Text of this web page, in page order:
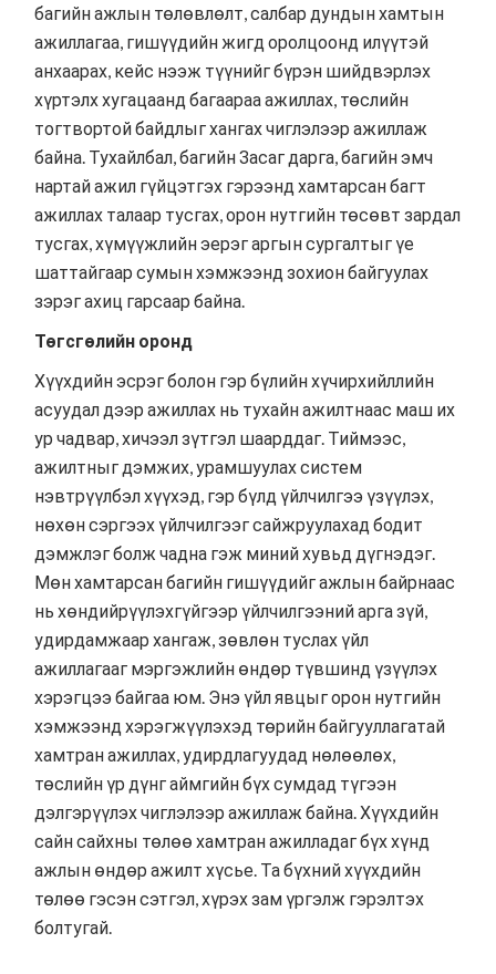
багийн ажлын төлөвлөлт, салбар дундын хамтын
ажиллагаа, гишүүдийн жигд оролцоонд илүүтэй
анхаарах, кейс нээж түүнийг бүрэн шийдвэрлэх
хүртэлх хугацаанд багаараа ажиллах, төслийн
тогтвортой байдлыг хангах чиглэлээр ажиллаж
байна. Тухайлбал, багийн Засаг дарга, багийн эмч
нартай ажил гүйцэтгэх гэрээнд хамтарсан багт
ажиллах талаар тусгах, орон нутгийн төсөвт зардал
тусгах, хүмүүжлийн эерэг аргын сургалтыг үе
шаттайгаар сумын хэмжээнд зохион байгуулах
зэрэг ахиц гарсаар байна.
Төгсгөлийн оронд
Хүүхдийн эсрэг болон гэр бүлийн хүчирхийллийн
асуудал дээр ажиллах нь тухайн ажилтнаас маш их
ур чадвар, хичээл зүтгэл шаарддаг. Тиймээс,
ажилтныг дэмжих, урамшуулах систем
нэвтрүүлбэл хүүхэд, гэр бүлд үйлчилгээ үзүүлэх,
нөхөн сэргээх үйлчилгээг сайжруулахад бодит
дэмжлэг болж чадна гэж миний хувьд дүгнэдэг.
Мөн хамтарсан багийн гишүүдийг ажлын байрнаас
нь хөндийрүүлэхгүйгээр үйлчилгээний арга зүй,
удирдамжаар хангаж, зөвлөн туслах үйл
ажиллагааг мэргэжлийн өндөр түвшинд үзүүлэх
хэрэгцээ байгаа юм. Энэ үйл явцыг орон нутгийн
хэмжээнд хэрэгжүүлэхэд төрийн байгууллагатай
хамтран ажиллах, удирдлагуудад нөлөөлөх,
төслийн үр дүнг аймгийн бүх сумдад түгээн
дэлгэрүүлэх чиглэлээр ажиллаж байна. Хүүхдийн
сайн сайхны төлөө хамтран ажилладаг бүх хүнд
ажлын өндөр ажилт хүсье. Та бүхний хүүхдийн
төлөө гэсэн сэтгэл, хүрэх зам үргэлж гэрэлтэх
болтугай.